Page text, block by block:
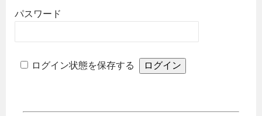
パスワード
ログイン状態を保存する